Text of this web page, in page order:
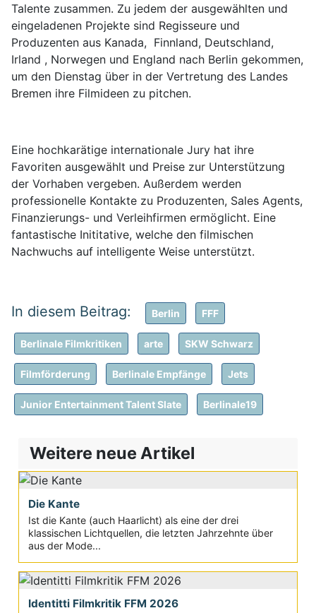
Talente zusammen. Zu jedem der ausgewählten und
eingeladenen Projekte sind Regisseure und
Produzenten aus Kanada, Finnland, Deutschland,
Irland , Norwegen und England nach Berlin gekommen,
um den Dienstag über in der Vertretung des Landes
Bremen ihre Filmideen zu pitchen.
Eine hochkarätige internationale Jury hat ihre
Favoriten ausgewählt und Preise zur Unterstützung
der Vorhaben vergeben. Außerdem werden
professionelle Kontakte zu Produzenten, Sales Agents,
Finanzierungs- und Verleihfirmen ermöglicht. Eine
fantastische Inititative, welche den filmischen
Nachwuchs auf intelligente Weise unterstützt.
Berlin FFF
Berlinale Filmkritiken arte SKW Schwarz
Filmförderung Berlinale Empfänge Jets
Junior Entertainment Talent Slate Berlinale19
Weitere neue Artikel
Die Kante
Ist die Kante (auch Haarlicht) als eine der drei
klassischen Lichtquellen, die letzten Jahrzehnte über
aus der Mode...
Identitti Filmkritik FFM 2026